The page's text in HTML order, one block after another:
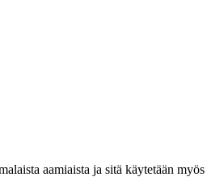
aamiaista ja sitä käytetään myös